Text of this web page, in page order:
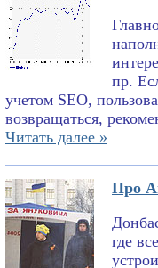
пр.
учетом SEO,
возвращаться,
Читать далее »
Про
где